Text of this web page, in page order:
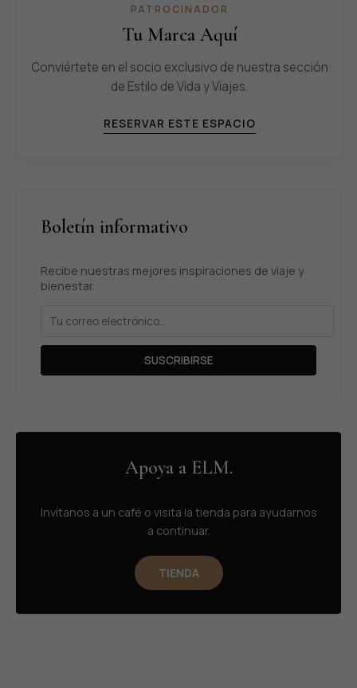
PATROCINADOR
Tu Marca Aquí
Conviértete en el socio exclusivo de nuestra sección
de Estilo de Vida y Viajes.
RESERVAR ESTE ESPACIO
Boletín informativo
Recibe nuestras mejores inspiraciones de viaje y
bienestar.
SUSCRIBIRSE
Apoya a ELM.
Invítanos a un café o visita la tienda para ayudarnos
a continuar.
TIENDA